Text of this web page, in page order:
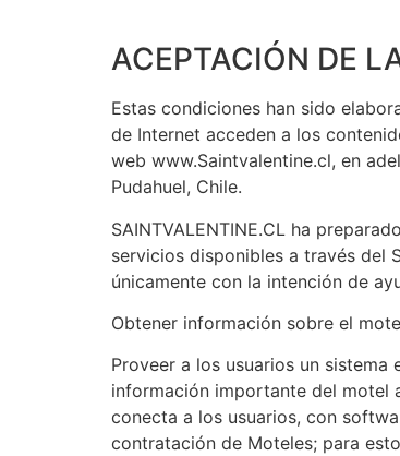
ACEPTACIÓN DE
Estas condiciones han sido
de Internet acceden a los
web www.Saintvalentine.cl, en
Pudahuel, Chile.
SAINTVALENTINE.CL ha
servicios disponibles a través del
únicamente con la intención de
Obtener información sobre el
Proveer a los usuarios un
información importante del motel
conecta a los usuarios, con
contratación de Moteles; para